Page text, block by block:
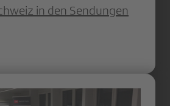
in den Sendungen